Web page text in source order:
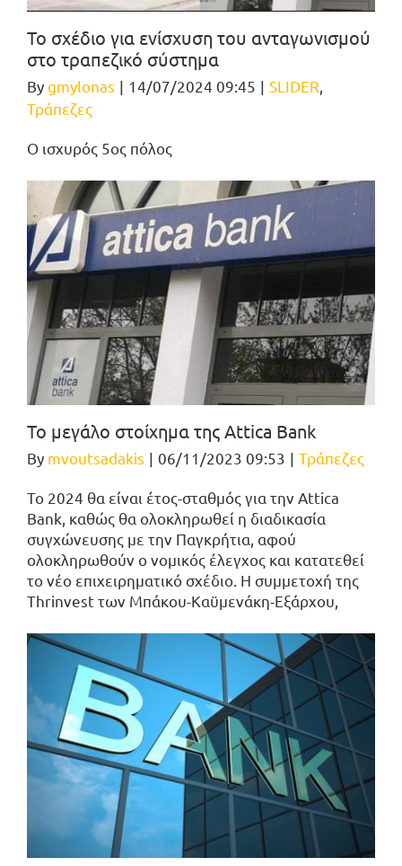
Το σχέδιο για ενίσχυση του ανταγωνισμού
στο τραπεζικό σύστημα
Bygmylonas | 14/07/2024 09:45 | SLIDER,
Τράπεζες
Ο ισχυρός 5ος πόλος
Το μεγάλο στοίχημα της Attica Bank
By mvoutsadakis | 06/11/2023 09:53 | Τράπεζες
To 2024 θα είναι έτος-σταθμός για την Attica
Bank, καθώς θα ολοκληρωθεί η διαδικασία
συγχώνευσης με την Παγκρήτια, αφού
ολοκληρωθούν ο νομικός έλεγχος και κατατεθεί
το νέο επιχειρηματικό σχέδιο. Η συμμετοχή της
Thrinvest των Μπάκου-Καϋμενάκη-Εξάρχου,